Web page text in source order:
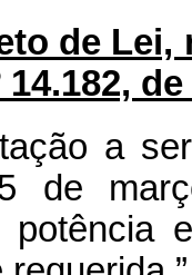
de Lei,
14.182,
a
de
potência